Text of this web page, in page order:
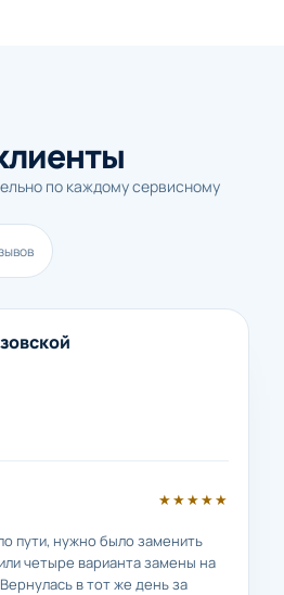
по каждому сервисному
★★★★★
пути, нужно было заменить
четыре варианта замены на
в тот же день за